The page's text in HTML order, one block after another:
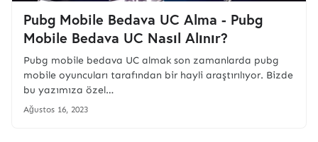
Pubg Mobile Bedava UC Alma - Pubg
Mobile Bedava UC Nasıl Alınır?
Pubg mobile bedava UC almak son zamanlarda pubg
mobile oyuncuları tarafından bir hayli araştırılıyor. Bizde
bu yazımıza özel…
Ağustos 16, 2023